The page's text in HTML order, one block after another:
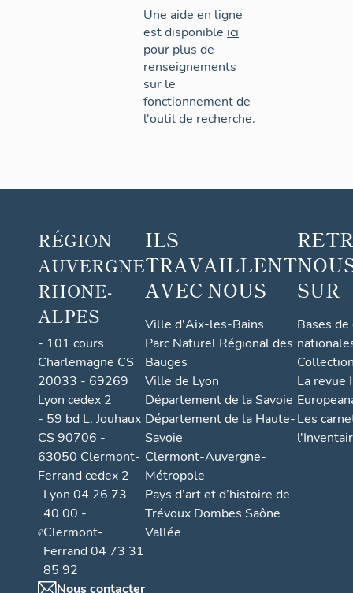
Une aide en ligne
est disponible ici
pour plus de
renseignements
sur le
fonctionnement de
l'outil de recherche.
RÉGION
AUVERGNE
RHONE-
ALPES
- 101 cours
Charlemagne CS
20033 - 69269
Lyon cedex 2
- 59 bd L. Jouhaux
CS 90706 -
63050 Clermont-
Ferrand cedex 2
Lyon 04 26 73
40 00 -
Clermont-
Ferrand 04 73 31
85 92
Nous contacter
ILS
TRAVAILLENT
AVEC NOUS
Ville d'Aix-les-Bains
Parc Naturel Régional des
Bauges
Ville de Lyon
Département de la Savoie
Département de la Haute-
Savoie
Clermont-Auvergne-
Métropole
Pays d’art et d’histoire de
Trévoux Dombes Saône
Vallée
SUR
Bases
La revue
Les